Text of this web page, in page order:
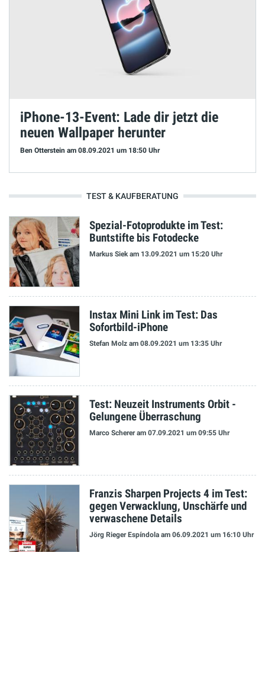
iPhone-13-Event: Lade dir jetzt die
neuen Wallpaper herunter
Ben Otterstein am 08.09.2021 um 18:50 Uhr
TEST & KAUFBERATUNG
Spezial-Fotoprodukte im Test:
Buntstifte bis Fotodecke
Markus Siek am 13.09.2021 um 15:20 Uhr
Instax Mini Link im Test: Das
Sofortbild-iPhone
Stefan Molz am 08.09.2021 um 13:35 Uhr
Test: Neuzeit Instruments Orbit -
Gelungene Überraschung
Marco Schereram 07.09.2021 um 09:55 Uhr
Franzis Sharpen Projects 4 im Test:
gegen Verwacklung, Unschärfe und
verwaschene Details
Jörg Rieger Espíndola am 06.09.2021 um 16:10 Uhr